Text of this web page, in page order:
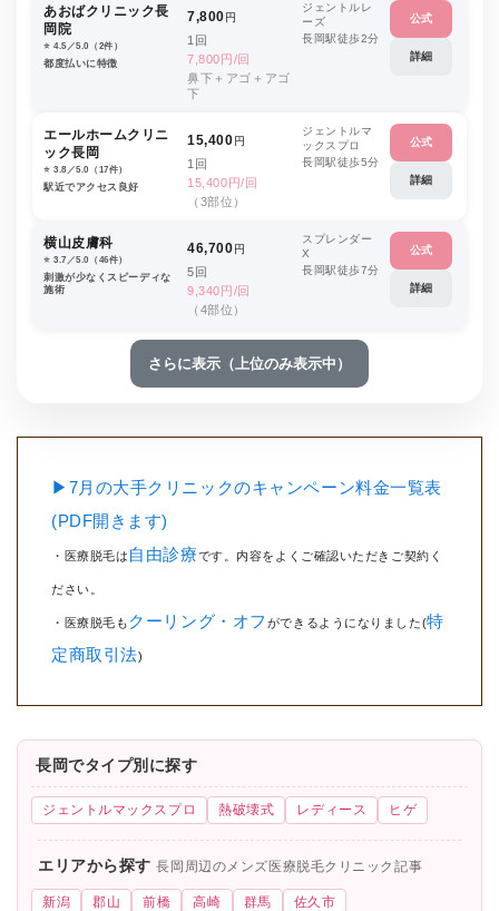
あおばクリニック長
岡院
⭐️ 4.5／5.0（2件）
都度払いに特徴
7,800円
1回
7,800円/回
鼻下＋アゴ＋アゴ
下
ジェントルレ
ーズ
長岡駅徒歩2分
公式
詳細
エールホームクリニ
ック長岡
⭐️ 3.8／5.0（17件）
駅近でアクセス良好
15,400円
1回
15,400円/回
（3部位）
ジェントルマ
ックスプロ
長岡駅徒歩5分
公式
詳細
横山皮膚科
⭐️ 3.7／5.0（46件）
刺激が少なくスピーディな
施術
46,700円
5回
9,340円/回
（4部位）
スプレンダー
X
長岡駅徒歩7分
公式
詳細
さらに表示（上位のみ表示中）
▶7月の大手クリニックのキャンペーン料金一覧表
(PDF開きます)
・医療脱毛は 自由診療です。内容をよくご確認いただきご契約く
ださい。
・医療脱毛も クーリング・オフ ができるようになりました(特
定商取引法)
長岡でタイプ別に探す
ジェントルマックスプロ 熱破壊式 レディース ヒゲ
エリアから探す長岡周辺のメンズ医療脱毛クリニック記事
新潟 郡山 前橋 高崎 群馬 佐久市